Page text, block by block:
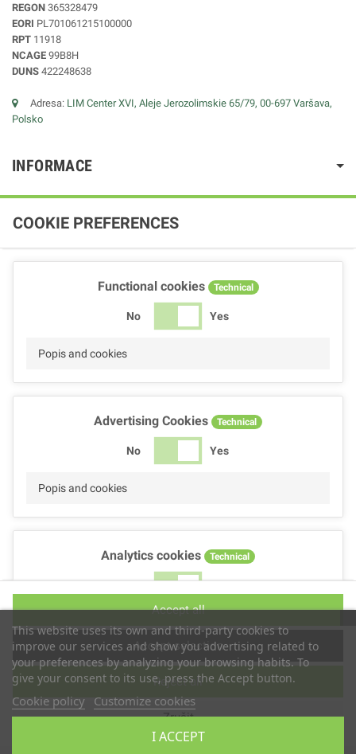
REGON 365328479
EORI PL701061215100000
RPT 11918
NCAGE 99B8H
DUNS 422248638
Adresa: LIM Center XVI, Aleje Jerozolimskie 65/79, 00-697 Varšava,
Polsko
INFORMACE
This website uses its own and third-party cookies to
improve our services and show you advertising related to
your preferences by analyzing your browsing habits. To
give your consent to its use, press the Accept button.
Cookie policy Customize cookies
I ACCEPT
COOKIE PREFERENCES
Functional cookies Technical
No Yes
Popis and cookies
Advertising Cookies Technical
No Yes
Popis and cookies
Analytics cookies Technical
No Yes
Performance cookies
No Yes
Zrušit
Reject all
Accept selection
Accept all